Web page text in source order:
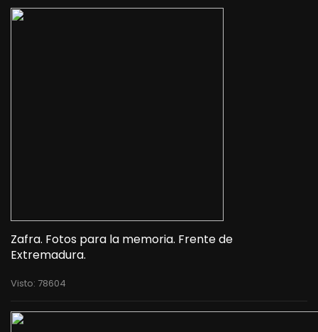
Zafra. Fotos para la memoria. Frente de
Extremadura.
Visto: 78604